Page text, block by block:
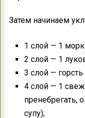
Затем начинаем
1 слой — 1
2 слой — 1
3 слой —
4 слой — 1
пренебрегать,
супу);